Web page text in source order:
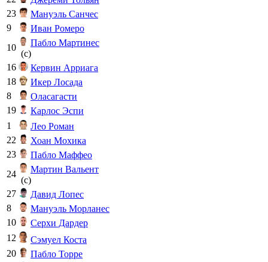
23
Мануэль Санчес
9
Иван Ромеро
10
Пабло Мартинес
(c)
16
Кервин Арриага
18
Икер Лосада
8
Оласагасти
19
Карлос Эспи
1
Лео Роман
22
Хоан Мохика
23
Пабло Маффео
24
Мартин Вальент
(c)
27
Давид Лопес
8
Мануэль Морланес
10
Серхи Дардер
12
Сэмуел Коста
20
Пабло Торре